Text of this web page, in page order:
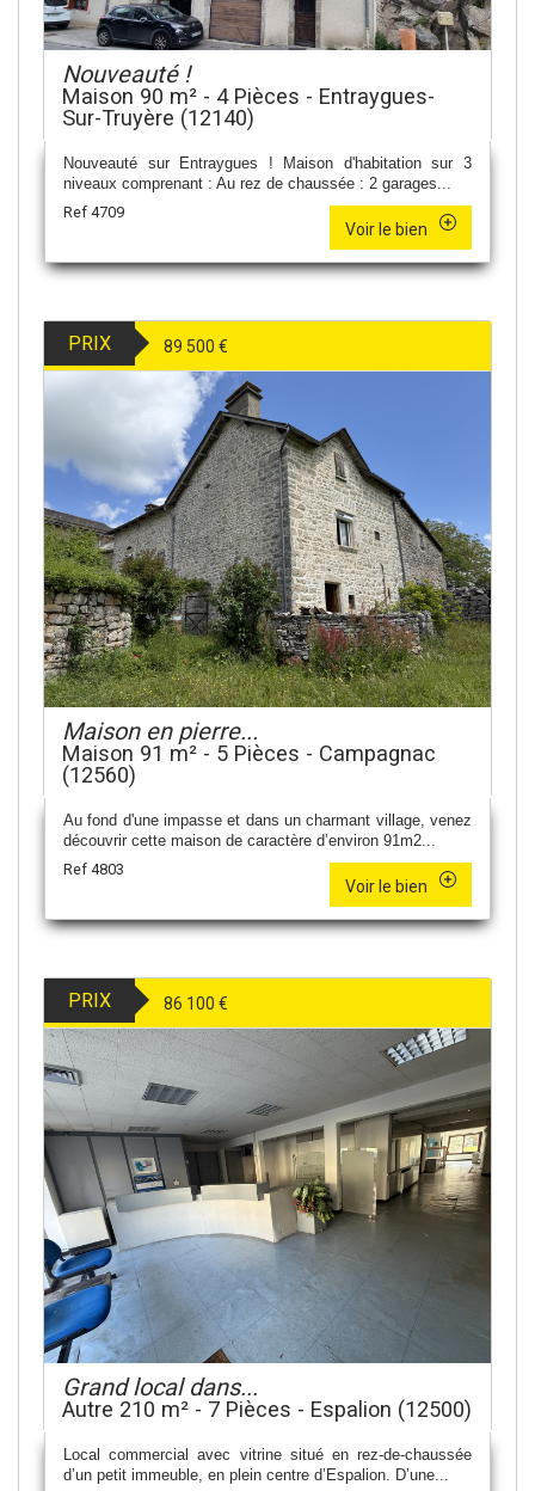
Nouveauté !
Maison 90 m² - 4 Pièces - Entraygues-
Sur-Truyère (12140)
Nouveauté sur Entraygues ! Maison d'habitation sur 3
niveaux comprenant : Au rez de chaussée : 2 garages...
Ref 4709
Voir le bien
PRIX 89 500 €
Maison en pierre...
Maison 91 m² - 5 Pièces - Campagnac
(12560)
Au fond d'une impasse et dans un charmant village, venez
découvrir cette maison de caractère d’environ 91m2...
Ref 4803
Voir le bien
PRIX 86 100 €
Grand local dans...
Autre 210 m² - 7 Pièces - Espalion (12500)
Local commercial avec vitrine situé en rez-de-chaussée
d’un petit immeuble, en plein centre d’Espalion. D’une...